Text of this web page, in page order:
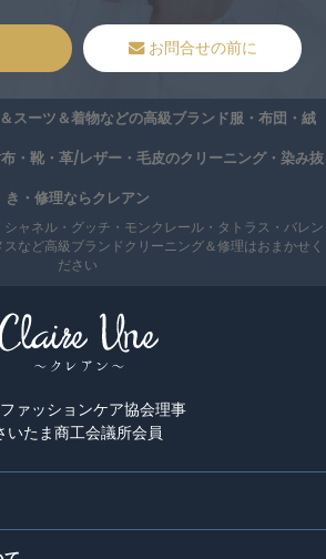
お問合せの前に
スーツ＆着物などの高級ブランド服・布団・絨
・靴・革/レザー・毛皮のクリーニング・染み抜
き・修理ならクレアン
ャネル・グッチ・モンクレール・タトラス・バレン
など高級ブランドクリーニング＆修理はおまかせく
ださい
ァッションケア協会理事
いたま商工会議所会員